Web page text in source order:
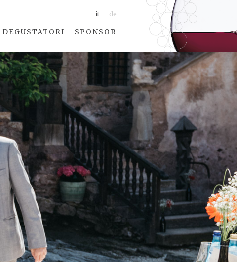
it de
DEGUSTATORI SPONSOR